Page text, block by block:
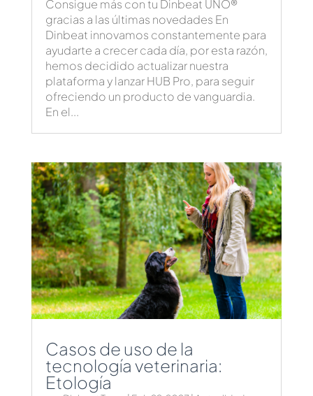
Consigue más con tu Dinbeat UNO®
gracias a las últimas novedades En
Dinbeat innovamos constantemente para
ayudarte a crecer cada día, por esta razón,
hemos decidido actualizar nuestra
plataforma y lanzar HUB Pro, para seguir
ofreciendo un producto de vanguardia.
En el...
Casos de uso de la
tecnología veterinaria:
Etología